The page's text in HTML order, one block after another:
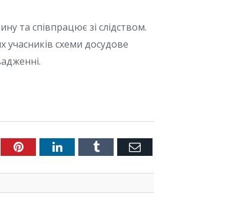
та співпрацює зі слідством.
схеми досудове
PinterestLinkedInTumblr Емейл